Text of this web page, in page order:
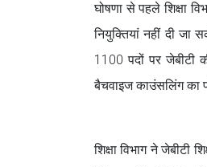
घोषणा से पहले शिक्षा
नियुक्तियां नहीं दी जा
1100 पदों पर जेबीटी
बैचवाइज काउंसलिंग का
शिक्षा विभाग ने